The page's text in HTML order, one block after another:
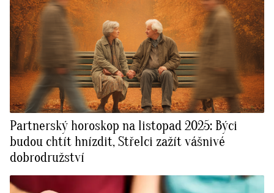
Partnerský horoskop na listopad 2025: Býci
budou chtít hnízdit, Střelci zažít vášnivé
dobrodružství